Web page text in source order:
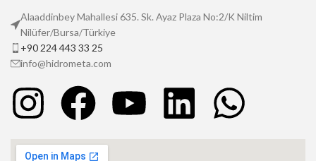
Alaaddinbey Mahallesi 635. Sk. Ayaz Plaza No:2/K Niltim
Nilüfer/Bursa/Türkiye
+90 224 443 33 25
info@hidrometa.com